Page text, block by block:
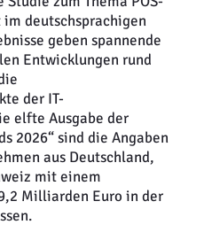
im deutschsprachigen
geben spannende
Entwicklungen rund
der IT-
elfte Ausgabe der
2026“ sind die Angaben
aus Deutschland,
mit einem
Milliarden Euro in der